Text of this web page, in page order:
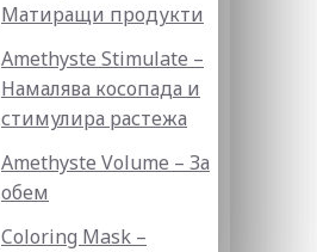
Матиращи продукти
Amethyste Stimulate –
Намалява косопада и
стимулира растежа
Amethyste Volume – За
обем
Coloring Mask –